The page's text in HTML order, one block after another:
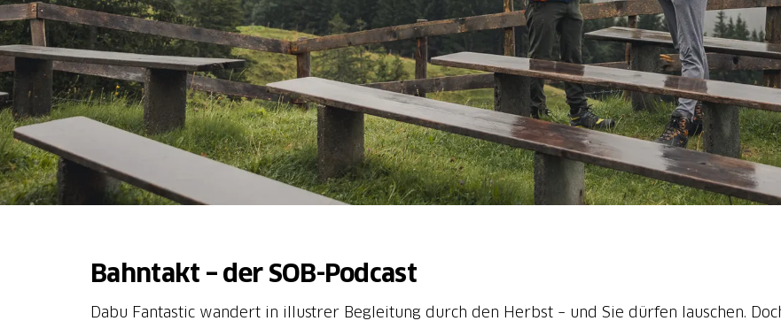
Bahntakt – der SOB-Podcast
Dabu Fantastic wandert in illustrer Begleitung durch den Herbst – und Sie dürfen lauschen.